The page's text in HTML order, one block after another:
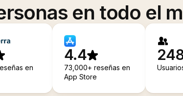
en todo el
en
4.4
73,000+ reseñas en
App Store